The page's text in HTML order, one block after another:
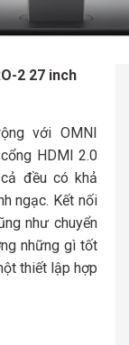
2 27 inch
với OMNI
HDMI 2.0
đều có khả
ngạc. Kết nối
như chuyển
những gì tốt
thiết lập hợp